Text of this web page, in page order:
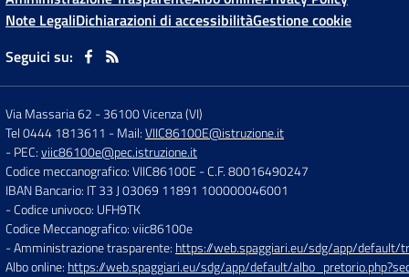
Note LegaliDichiarazioni di accessibilitàGestione cookie
Seguici su:
Via Massaria 62 -36100 Vicenza (VI)
Tel 0444 1813611 - Mail:VIIC86100E@istruzione.it
- PEC:viic86100e@pec.istruzione.it
Codice meccanografico: VIIC86100E - C.F. 80016490247
IBAN Bancario: IT 33 J 03069 11891 100000046001
- Codice univoco: UFH9TK
Codice Meccanografico: viic86100e
- Amministrazione trasparente: https://web.spaggiari.eu/sdg/app/default/
Albo online: https://web.spaggiari.eu/sdg/app/default/